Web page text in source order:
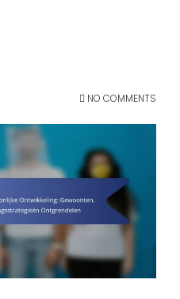
NO COMMENTS